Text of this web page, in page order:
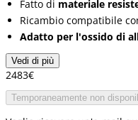
Fatto di materiale
Ricambio compatibile
Adatto per l'ossido di
Vedi di più
2483€
Temporaneamente non